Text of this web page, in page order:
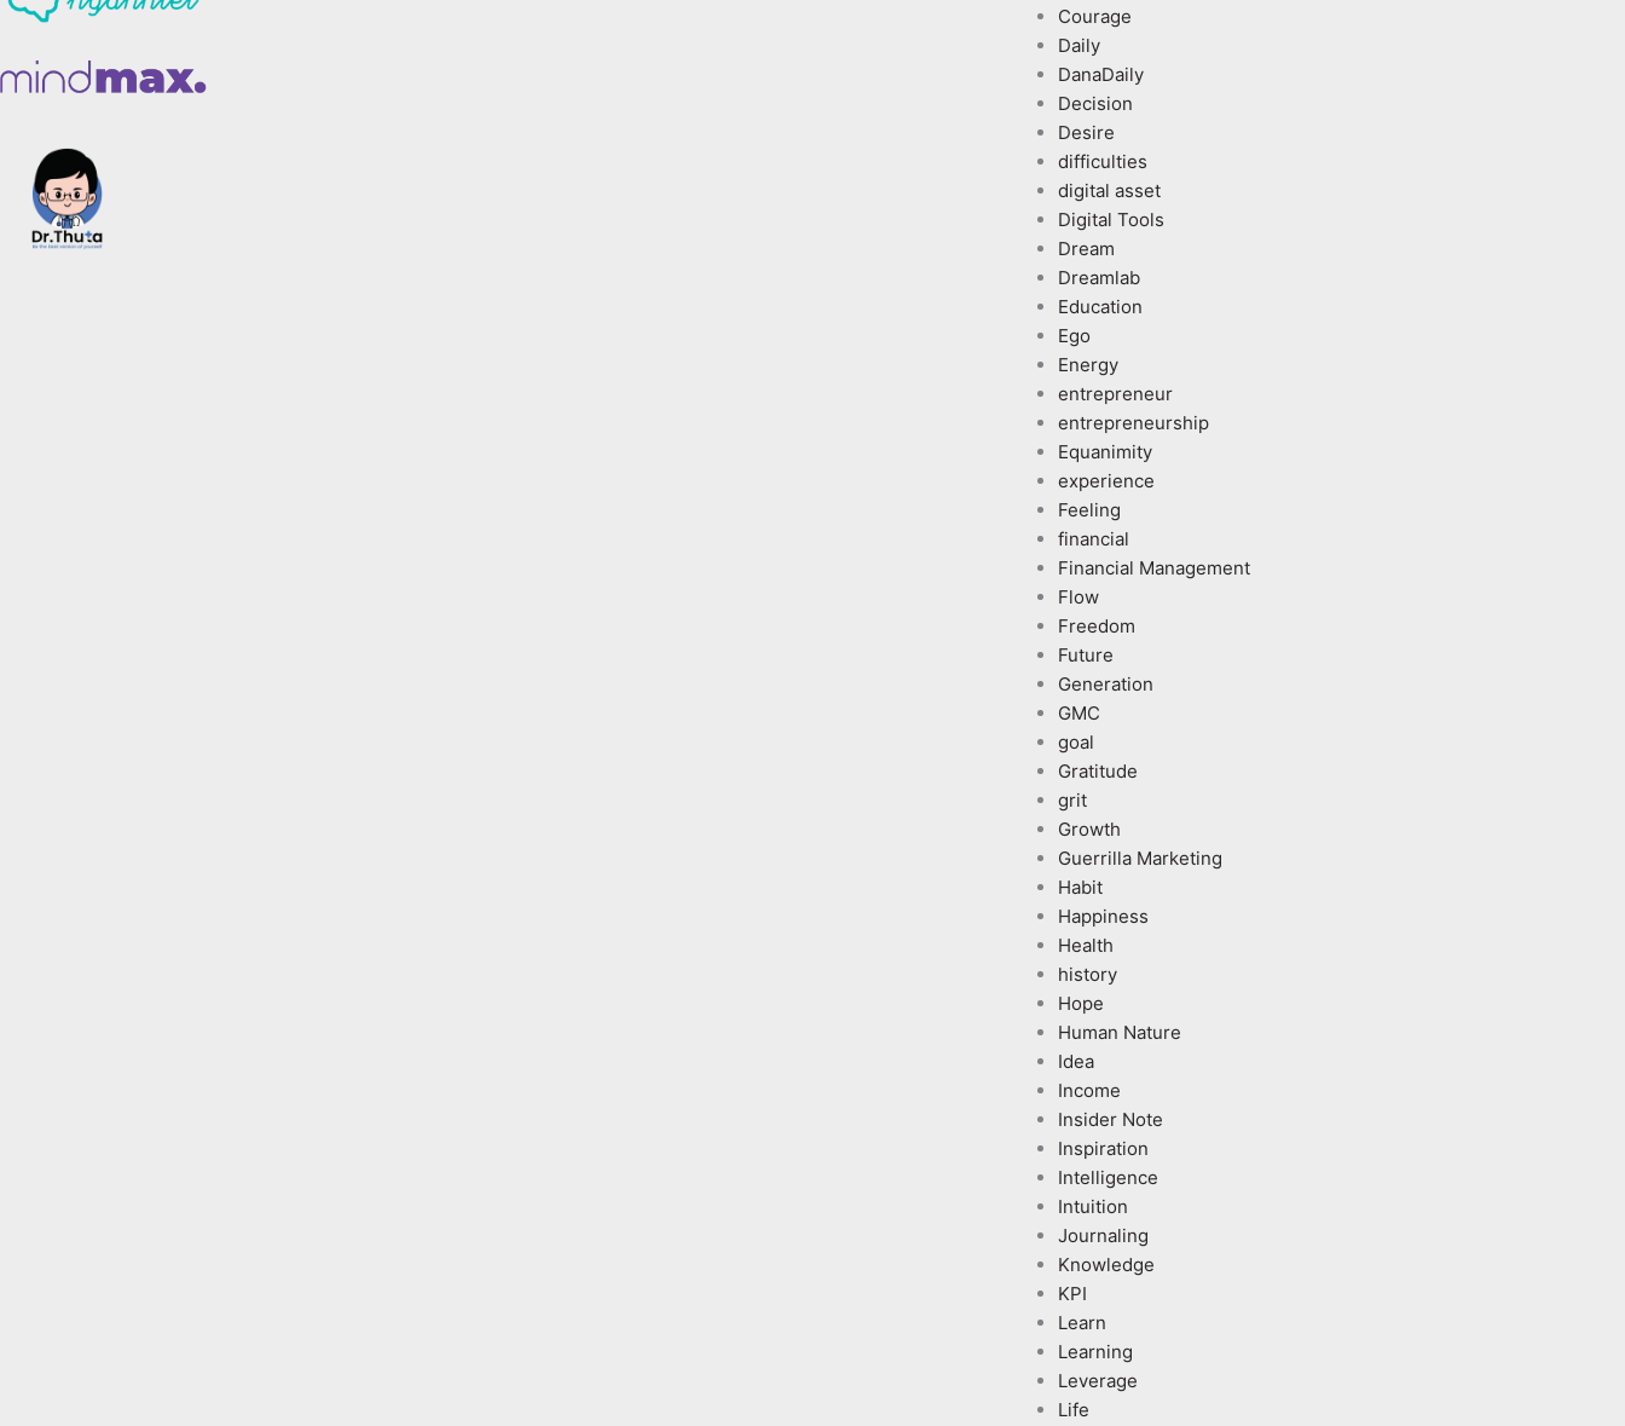
Courage
Daily
DanaDaily
Decision
Desire
difficulties
digital asset
Digital Tools
Dream
Dreamlab
Education
Ego
Energy
entrepreneur
entrepreneurship
Equanimity
experience
Feeling
financial
Financial Management
Flow
Freedom
Future
Generation
GMC
goal
Gratitude
grit
Growth
Guerrilla Marketing
Habit
Happiness
Health
history
Hope
Human Nature
Idea
Income
Insider Note
Inspiration
Intelligence
Intuition
Journaling
Knowledge
KPI
Learn
Learning
Leverage
Life